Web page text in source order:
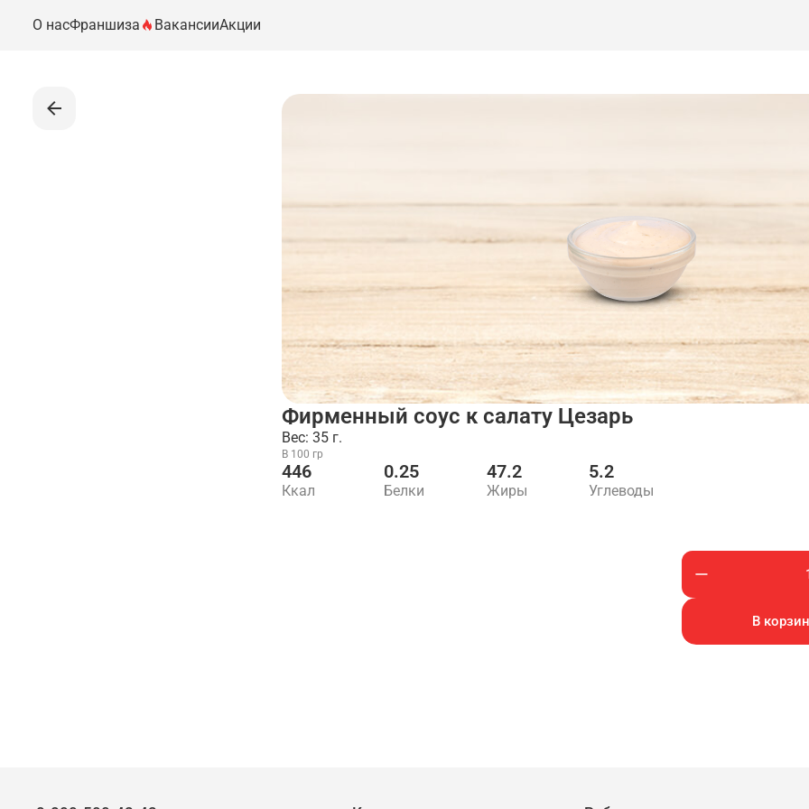
О насФраншиза ВакансииАкции
Фирменный соус к салату Цезарь
Вес: 35 г.
В 100 гр
446
Ккал
0.25
Белки
47.2
Жиры
5.2
Углеводы
В